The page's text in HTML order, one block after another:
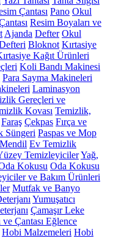
Çantası Pano Okul
Resim Boyaları ve
Ajanda Defter Okul
Bloknot Kırtasiye
Kağıt Ürünleri
Koli Bandı Makinesi
Para Sayma Makineleri
Laminasyon
Gereçleri ve
Kovası Temizlik,
Faraş Çekpas Fırça ve
Süngeri Paspas ve Mop
Ev Temizlik
TemizleyicilerYağ,
Kokusu Oda Kokusu
ve Bakım Ürünleri
Mutfak ve Banyo
Yumuşatıcı
Çamaşır Leke
Çantası Eğlence
Hobi Malzemeleri Hobi